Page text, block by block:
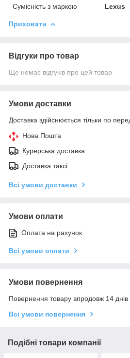
Сумісність з маркою
Lexus
Приховати
Відгуки про товар
Ще немає відгуків про цей товар
Умови доставки
Доставка здійснюється тільки по
Нова Пошта
Курерська доставка
Доставка таксі
Всі умови доставки
Умови оплати
Оплата на рахунок
Всі умови оплати
Умови повернення
Повернення товару впродовж 14 днів
Всі умови повернення
Подібні товари компанії